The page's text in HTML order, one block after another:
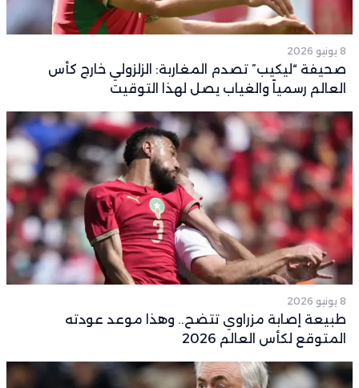
8 يونيو 2026
صحيفة “ليكيب” تصدم المغاربة: الزلزولي خارج كأس
العالم رسمياً والغياب يصل لهذا التوقيت
8 يونيو 2026
طبيعة إصابة مزراوي تتضح.. وهذا موعد عودته
المتوقع لكأس العالم 2026